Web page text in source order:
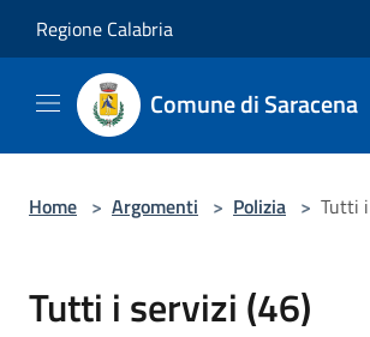
Regione Calabria
Comune di Saracena
Home > Argomenti > Polizia > Tutti
Tutti i servizi (46)